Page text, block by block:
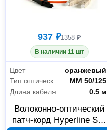
937 ₽1358 ₽
В наличии 11 шт
Цвет
оранжевый
MM 50/125
Длина кабеля
0.5 м
Волоконно-оптический
патч-корд Hyperline SC-